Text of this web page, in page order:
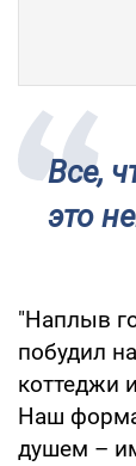
Все,
это
"Наплыв
побудил
коттеджи
Наш
душем –